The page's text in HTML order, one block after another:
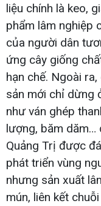
liệu chính là keo,
phẩm lâm nghiệp
của người dân
ứng cây giống
hạn chế. Ngoài
sản mới chỉ dừng
như ván ghép
lượng, băm dăm…
Quảng Trị được
phát triển vùng
nhưng sản xuất
mún, liên kết